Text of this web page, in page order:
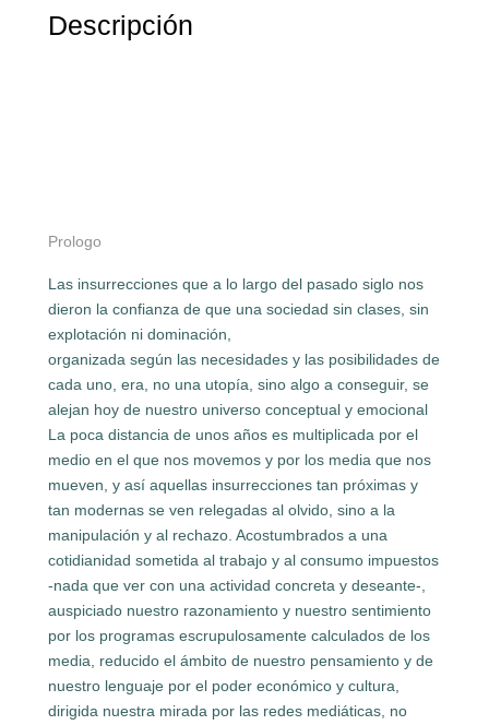
Descripción
Prologo
Las insurrecciones que a lo largo del pasado siglo nos
dieron la confianza de que una sociedad sin clases, sin
explotación ni dominación,
organizada según las necesidades y las posibilidades de
cada uno, era, no una utopía, sino algo a conseguir, se
alejan hoy de nuestro universo conceptual y emocional
La poca distancia de unos años es multiplicada por el
medio en el que nos movemos y por los media que nos
mueven, y así aquellas insurrecciones tan próximas y
tan modernas se ven relegadas al olvido, sino a la
manipulación y al rechazo. Acostumbrados a una
cotidianidad sometida al trabajo y al consumo impuestos
-nada que ver con una actividad concreta y deseante-,
auspiciado nuestro razonamiento y nuestro sentimiento
por los programas escrupulosamente calculados de los
media, reducido el ámbito de nuestro pensamiento y de
nuestro lenguaje por el poder económico y cultura,
dirigida nuestra mirada por las redes mediáticas, no